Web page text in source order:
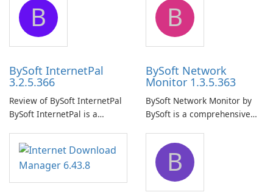
ensure the continuous and
uninterrupted operation of
your computer system.
to easily browse and manage
shared folders on their
network.
B
BySoft InternetPal
3.2.5.366
Review of BySoft InternetPal
BySoft InternetPal is a
application designed to
monitor your internet
connection and provide real-
time insights into its
B
BySoft Network
Monitor 1.3.5.363
BySoft Network Monitor by
BySoft is a comprehensive
designed to help businesses
effectively manage their
network infrastructure.
B